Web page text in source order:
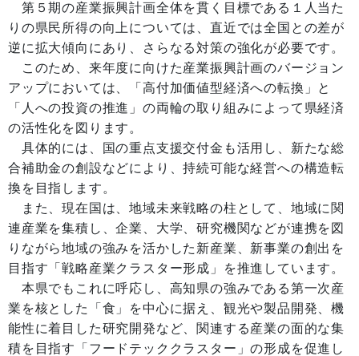
第５期の産業振興計画全体を貫く目標である１人当た
りの県民所得の向上については、直近では全国との差が
逆に拡大傾向にあり、さらなる対策の強化が必要です。
このため、来年度に向けた産業振興計画のバージョン
アップにおいては、「高付加価値型経済への転換」と
「人への投資の推進」の両輪の取り組みによって県経済
の活性化を図ります。
具体的には、国の重点支援交付金も活用し、新たな総
合補助金の創設などにより、持続可能な経営への構造転
換を目指します。
また、現在国は、地域未来戦略の柱として、地域に関
連産業を集積し、企業、大学、研究機関などが連携を図
りながら地域の強みを活かした新産業、新事業の創出を
目指す「戦略産業クラスター形成」を推進しています。
本県でもこれに呼応し、高知県の強みである第一次産
業を核とした「食」を中心に据え、観光や製品開発、機
能性に着目した研究開発など、関連する産業の面的な集
積を目指す「フードテッククラスター」の形成を促進し